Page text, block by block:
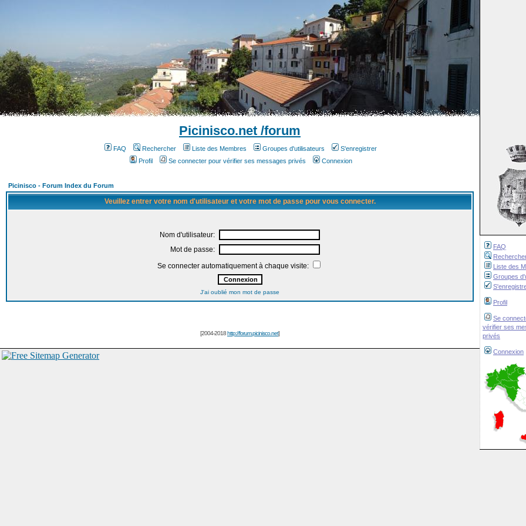
FAQ
Liste des
Groupes
Profil
Se
vérifier ses
privés
Connexion
Picinisco.net /forum
FAQ Rechercher Liste des Membres Groupes d'utilisateurs
S'enregistrer
Profil
Se connecter pour vérifier ses messages privés Connexion
Picinisco - Forum Index du Forum
Veuillez entrer votre nom d'utilisateur et votre mot de passe pour vous connecter.
Nom d'utilisateur:
Mot de passe:
Se connecter automatiquement à chaque visite:
J'ai oublié mon mot de passe
[2004-2018http://forum.picinisco.net]